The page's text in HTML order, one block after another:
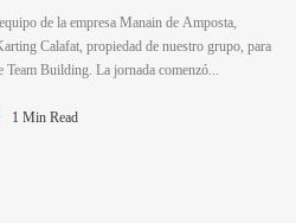
de la empresa Manain de Amposta,
Calafat, propiedad de nuestro grupo, para
Building. La jornada comenzó...
1 Min Read